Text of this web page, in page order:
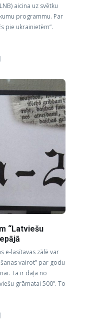
aicina uz svētku
programmu. Par
pie ukrainietēm”.
“Latviešu
e-lasītavas zālē var
vairot” par godu
Tā ir daļa no
grāmatai 500”. To